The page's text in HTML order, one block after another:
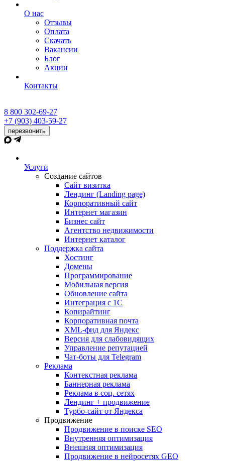
О нас
Отзывы
Оплата
Скачать
Вакансии
Блог
Акции
Контакты
8 800 302-69-27
+7 (903) 403-59-27
перезвонить
Услуги
Создание сайтов
Сайт визитка
Лендинг (Landing page)
Корпоративный сайт
Интернет магазин
Бизнес сайт
Агентство недвижимости
Интернет каталог
Поддержка сайта
Хостинг
Домены
Программирование
Мобильная версия
Обновление сайта
Интеграция с 1С
Копирайтинг
Корпоративная почта
XML-фид для Яндекс
Версия для слабовидящих
Управление репутацией
Чат-боты для Telegram
Реклама
Контекстная реклама
Баннерная реклама
Реклама в соц. сетях
Лендинг + продвижение
Турбо-сайт от Яндекса
Продвижение
Продвижение в поиске SEO
Внутренняя оптимизация
Внешняя оптимизация
Продвижение в нейросетях GEO